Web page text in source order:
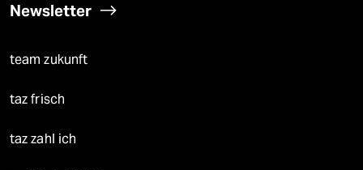
Newsletter
team zukunft
taz frisch
taz zahl ich